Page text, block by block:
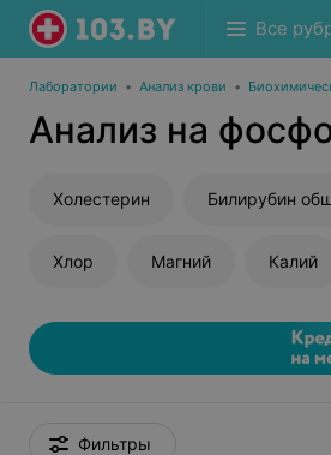
Все
Лаборатории • Анализ крови •
Анализ на
Холестерин Билирубин
Хлор Магний Калий
Фильтры